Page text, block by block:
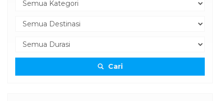
Cari